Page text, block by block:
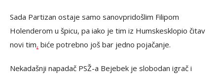
Sada Partizan ostaje samo sanovpridošlim Filipom
Holenderom u špicu, pa iako je tim iz Humskesklopio čitav
novi tim, biće potrebno još bar jedno pojačanje.
Nekadašnji napadač PSŽ-a Bejebek je slobodan igrač i